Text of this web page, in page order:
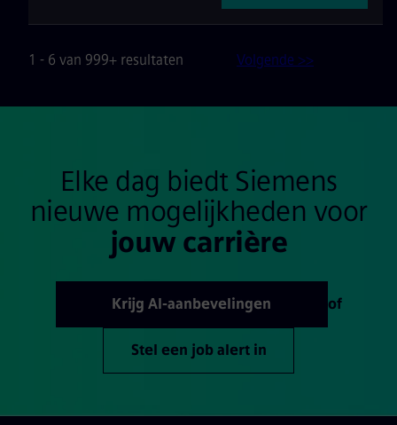
1 - 6 van 999+ resultaten Volgende >>
Elke dag biedt Siemens
nieuwe mogelijkheden voor
jouw carrière
Krijg AI-aanbevelingen of
Stel een job alert in